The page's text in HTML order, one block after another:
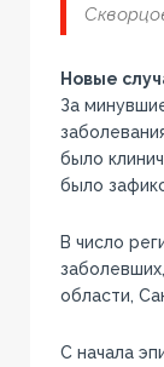
Новые
За
было
было
В число
области,
С начала